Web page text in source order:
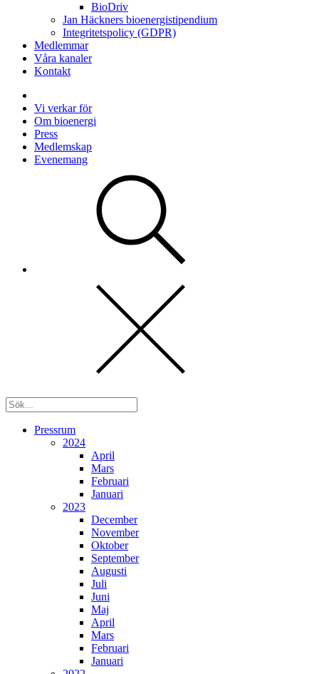
BioDriv
Jan Häckners bioenergistipendium
Integritetspolicy (GDPR)
Medlemmar
Våra kanaler
Kontakt
Vi verkar för
Om bioenergi
Press
Medlemskap
Evenemang
Pressrum
2024
April
Mars
Februari
Januari
2023
December
November
Oktober
September
Augusti
Juli
Juni
Maj
April
Mars
Februari
Januari